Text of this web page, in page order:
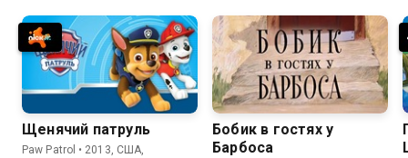
Щенячий патруль
Paw Patrol • 2013, США,
Бобик в гостях у
Барбоса